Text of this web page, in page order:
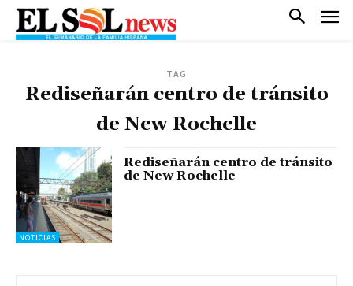
TAG
Rediseñarán centro de tránsito
de New Rochelle
NOTICIAS
Rediseñarán centro de tránsito
de New Rochelle